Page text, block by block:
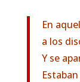
En
a los
Y se